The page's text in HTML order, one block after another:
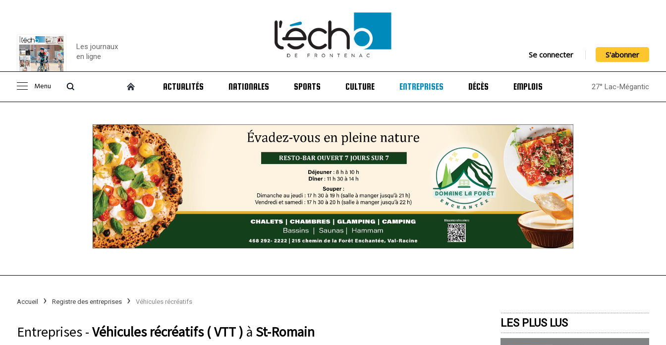
Consulter le
Les journaux
en ligne
Se connecter S'abonner
Menu ACTUALITÉS NATIONALES SPORTS CULTURE ENTREPRISES DÉCÈS EMPLOIS 27° Lac-Mégantic
Accueil Registre des entreprises Véhicules récréatifs
Entreprises -Véhicules récréatifs ( VTT ) à St-Romain LES PLUS LUS